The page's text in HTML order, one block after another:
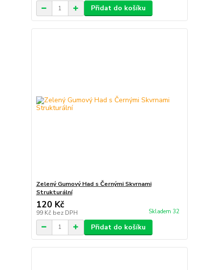
Přidat do košíku
Zelený Gumový Had s Černými Skvrnami
Strukturální
120 Kč
99 Kč bez DPH Skladem 32
Přidat do košíku